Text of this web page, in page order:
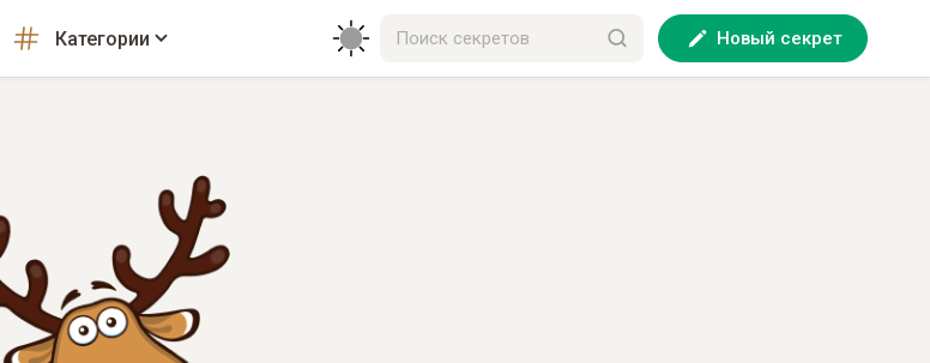
Категории Новый секрет